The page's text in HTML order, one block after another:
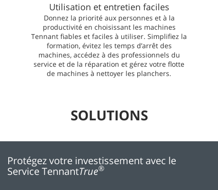
Utilisation et entretien faciles
Donnez la priorité aux personnes et à la
productivité en choisissant les machines
Tennant fiables et faciles à utiliser. Simplifiez la
formation, évitez les temps d’arrêt des
machines, accédez à des professionnels du
service et de la réparation et gérez votre flotte
de machines à nettoyer les planchers.
SOLUTIONS
Protégez votre investissement avec le
Service TennantTrue®